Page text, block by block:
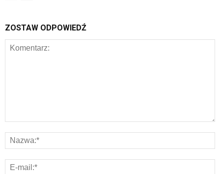
ZOSTAW ODPOWIEDŹ